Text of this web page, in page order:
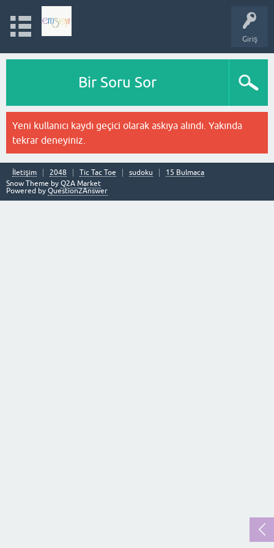
Giriş
Bir Soru Sor
Yeni kullanıcı kaydı geçici olarak askıya alındı. Yakında
tekrar deneyiniz.
İletişim 2048 Tic Tac Toe sudoku
15 Bulmaca
Snow Theme by Q2A Market
Powered by Question2Answer